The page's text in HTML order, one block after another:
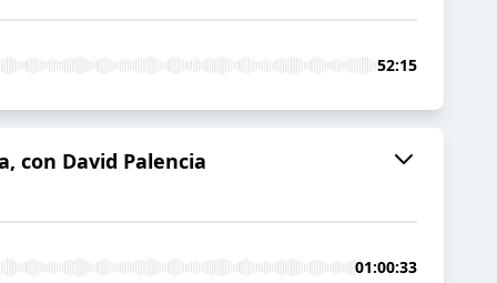
52:15
con David Palencia
01:00:33